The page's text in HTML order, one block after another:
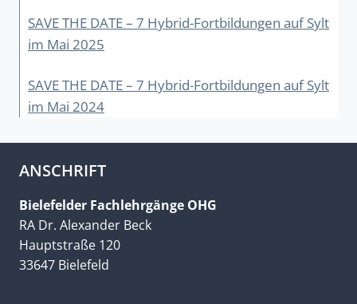
SAVE THE DATE – 7 Hybrid-Fortbildungen auf Sylt
im Mai 2025
SAVE THE DATE – 7 Hybrid-Fortbildungen auf Sylt
im Mai 2024
ANSCHRIFT
Bielefelder Fachlehrgänge OHG
RA Dr. Alexander Beck
Hauptstraße 120
33647 Bielefeld